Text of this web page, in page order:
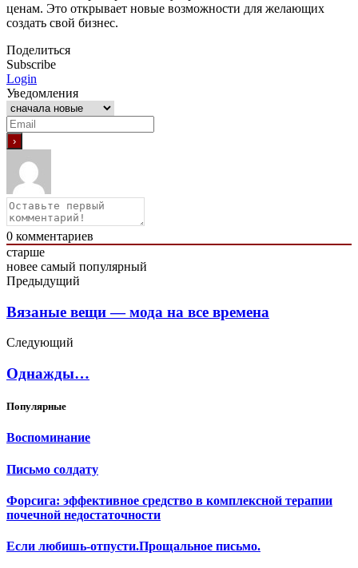
ценам. Это открывает новые возможности для желающих
создать свой бизнес.
Поделиться
Subscribe
Login
Уведомления
0 комментариев
старше
новее самый популярный
Предыдущий
Вязаные вещи — мода на все времена
Следующий
Однажды…
Популярные
Воспоминание
Письмо солдату
Форсига: эффективное средство в комплексной терапии
почечной недостаточности
Если любишь-отпусти.Прощальное письмо.